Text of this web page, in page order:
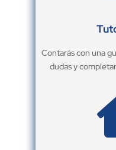
Contarás con una
dudas y